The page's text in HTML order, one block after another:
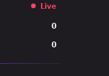
Live
0
0